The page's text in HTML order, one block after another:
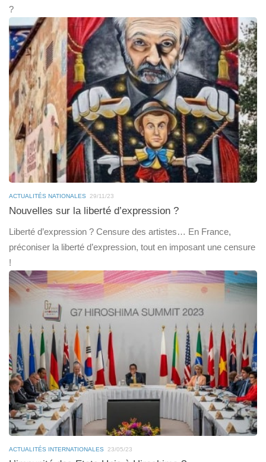
?
ACTUALITÉS NATIONALES 29/11/23
Nouvelles sur la liberté d’expression ?
Liberté d’expression ? Censure des artistes… En France,
préconiser la liberté d’expression, tout en imposant une censure
!
ACTUALITÉS INTERNATIONALES 23/05/23